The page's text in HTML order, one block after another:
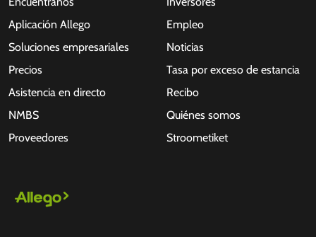
Aplicación Allego
Soluciones empresariales
Precios
Asistencia en directo
NMBS
Proveedores
Empleo
Noticias
Tasa por exceso de estancia
Recibo
Quiénes somos
Stroometiket